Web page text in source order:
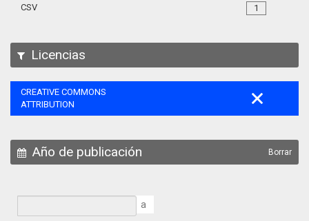
1
CSV
Licencias
CREATIVE COMMONS
ATTRIBUTION
Año de publicación Borrar
a